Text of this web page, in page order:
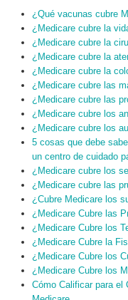
¿Qué vacunas cubre
¿Medicare cubre la
¿Medicare cubre la
¿Medicare cubre la
¿Medicare cubre la
¿Medicare cubre las
¿Medicare cubre las
¿Medicare cubre los
¿Medicare cubre los
5 cosas que debe
un centro de cuidado
¿Medicare cubre los
¿Medicare cubre las
¿Cubre Medicare los
¿Medicare Cubre las
¿Medicare Cubre los
¿Medicare Cubre la
¿Medicare Cubre los
¿Medicare Cubre los
Cómo Calificar para el